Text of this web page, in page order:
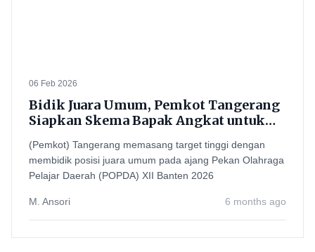
06 Feb 2026
Bidik Juara Umum, Pemkot Tangerang
Siapkan Skema Bapak Angkat untuk
PORPROV VII Banten
(Pemkot) Tangerang memasang target tinggi dengan
membidik posisi juara umum pada ajang Pekan Olahraga
Pelajar Daerah (POPDA) XII Banten 2026
M. Ansori 6 months ago